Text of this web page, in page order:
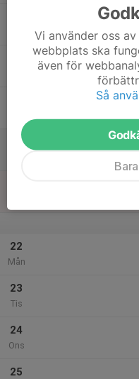
20
22
Mån
23
Tis
24
Ons
25
Vi använder oss
webbplats ska
även för
Så